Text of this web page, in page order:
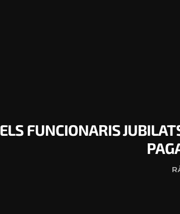
ELS FUNCIONARIS